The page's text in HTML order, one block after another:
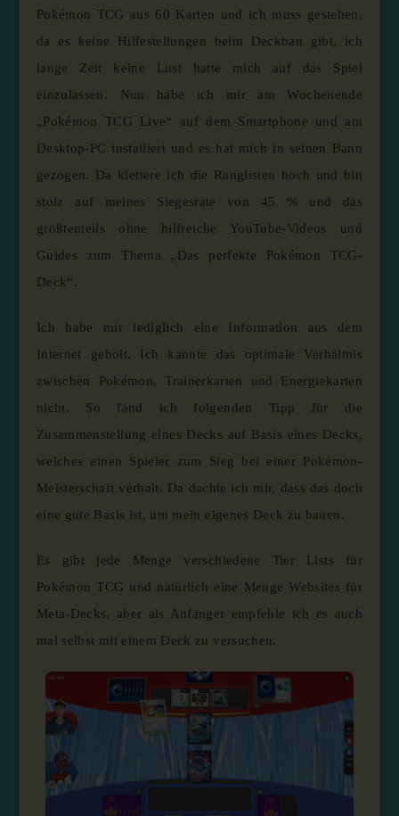
Pokémon TCG aus 60 Karten und ich muss gestehen,
da es keine Hilfestellungen beim Deckbau gibt, ich
lange Zeit keine Lust hatte mich auf das Spiel
einzulassen. Nun habe ich mir am Wochenende
„Pokémon TCG Live“ auf dem Smartphone und am
Desktop-PC installiert und es hat mich in seinen Bann
gezogen. Da klettere ich die Ranglisten hoch und bin
stolz auf meines Siegesrate von 45 % und das
größtenteils ohne hilfreiche YouTube-Videos und
Guides zum Thema „Das perfekte Pokémon TCG-
Deck“.
Ich habe mir lediglich eine Information aus dem
Internet geholt. Ich kannte das optimale Verhältnis
zwischen Pokémon, Trainerkarten und Energiekarten
nicht. So fand ich folgenden Tipp für die
Zusammenstellung eines Decks auf Basis eines Decks,
welches einen Spieler zum Sieg bei einer Pokémon-
Meisterschaft verhalt. Da dachte ich mir, dass das doch
eine gute Basis ist, um mein eigenes Deck zu bauen.
Es gibt jede Menge verschiedene Tier Lists für
Pokémon TCG und natürlich eine Menge Websites für
Meta-Decks, aber als Anfänger empfehle ich es auch
mal selbst mit einem Deck zu versuchen.